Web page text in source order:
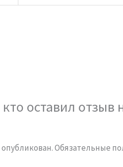
оставил отзыв
Обязательные